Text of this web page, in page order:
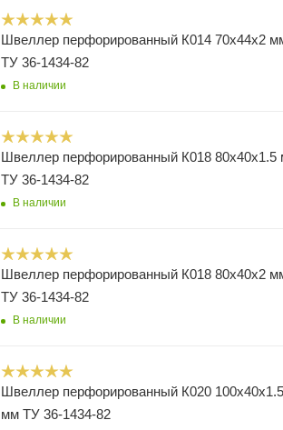
Швеллер перфорированный К014 70х44х2
ТУ 36-1434-82
В наличии
Швеллер перфорированный К018 80х40х1.5
ТУ 36-1434-82
В наличии
Швеллер перфорированный К018 80х40х2
ТУ 36-1434-82
В наличии
Швеллер перфорированный К020 100х40х1.5
мм ТУ 36-1434-82